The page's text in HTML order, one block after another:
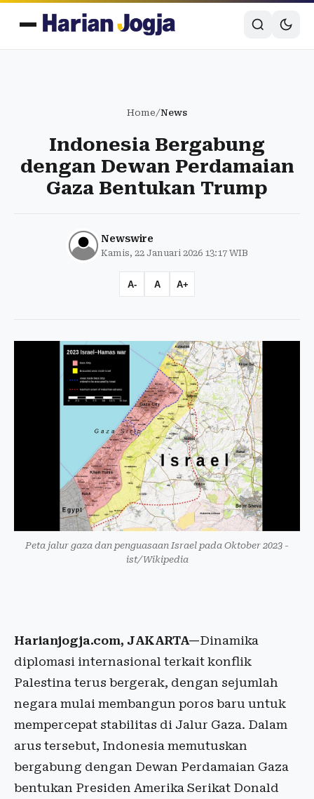
Home/News
Indonesia Bergabung
dengan Dewan Perdamaian
Gaza Bentukan Trump
Newswire
Kamis, 22 Januari 2026 13:17 WIB
A- A A+
Peta jalur gaza dan penguasaan Israel pada Oktober 2023 -
ist/Wikipedia
Harianjogja.com, JAKARTA—Dinamika
diplomasi internasional terkait konflik
Palestina terus bergerak, dengan sejumlah
negara mulai membangun poros baru untuk
mempercepat stabilitas di Jalur Gaza. Dalam
arus tersebut, Indonesia memutuskan
bergabung dengan Dewan Perdamaian Gaza
bentukan Presiden Amerika Serikat Donald